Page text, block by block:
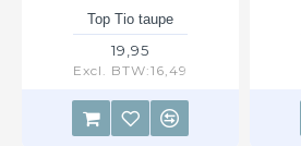
Top Tio taupe
19,95
Excl. BTW:16,49